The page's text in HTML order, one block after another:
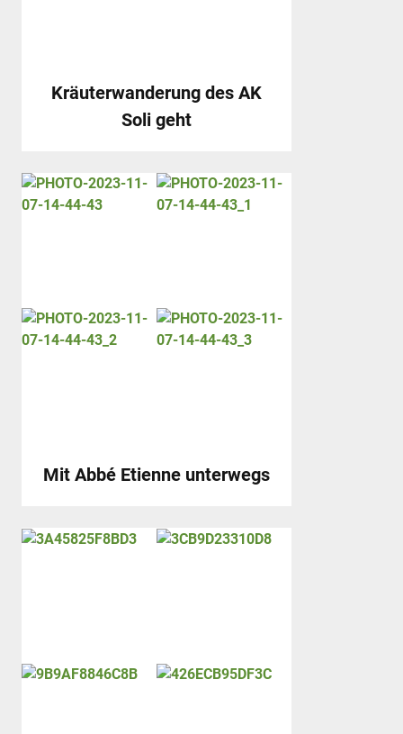
Kräuterwanderung des AK
Soli geht
Mit Abbé Etienne unterwegs